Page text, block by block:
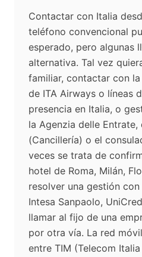
Contactar con Italia
teléfono convencional
esperado, pero algunas
alternativa. Tal vez
familiar, contactar con
de ITA Airways o líneas
presencia en Italia, o
la Agenzia delle Entrate,
(Cancillería) o el
veces se trata de
hotel de Roma, Milán,
resolver una gestión
Intesa Sanpaolo,
llamar al fijo de una
por otra vía. La red
entre TIM (Telecom